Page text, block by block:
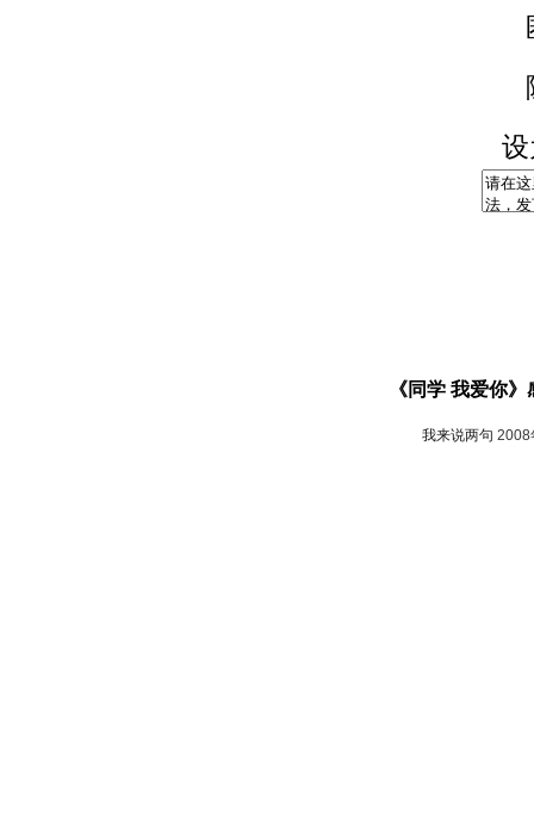
《同学 我爱你
我来说两句 2008